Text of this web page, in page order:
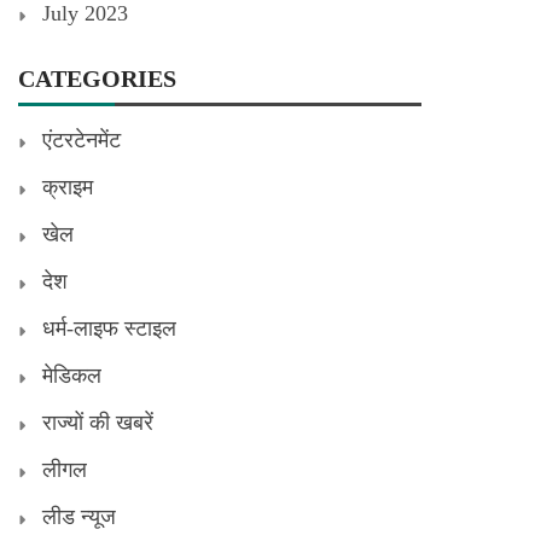
July 2023
CATEGORIES
एंटरटेनमेंट
क्राइम
खेल
देश
धर्म-लाइफ स्टाइल
मेडिकल
राज्यों की खबरें
लीगल
लीड न्यूज